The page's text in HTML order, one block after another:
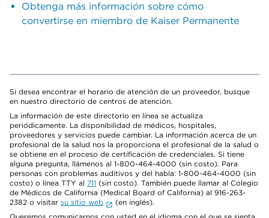
Obtenga más información sobre cómo
convertirse en miembro de Kaiser Permanente
Si desea encontrar el horario de atención de un proveedor, busque
en nuestro directorio de centros de atención.
La información de este directorio en línea se actualiza
periódicamente. La disponibilidad de médicos, hospitales,
proveedores y servicios puede cambiar. La información acerca de un
profesional de la salud nos la proporciona el profesional de la salud o
se obtiene en el proceso de certificación de credenciales. Si tiene
alguna pregunta, llámenos al 1-800-464-4000 (sin costo). Para
personas con problemas auditivos y del habla: 1-800-464-4000 (sin
costo) o línea TTY al 711 (sin costo). También puede llamar al Colegio
de Médicos de California (Medical Board of California) al 916-263-
2382 o visitar su sitio web
(en inglés).